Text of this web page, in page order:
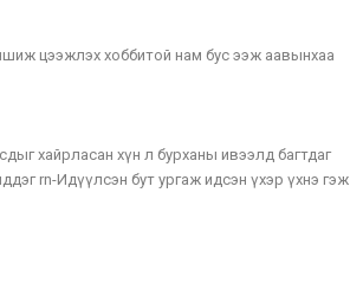
цээжлэх хоббитой нам бус ээж аавынхаа
хайрласан хүн л бурханы ивээлд багтдаг
rn-Идүүлсэн бут ургаж идсэн үхэр үхнэ гэж